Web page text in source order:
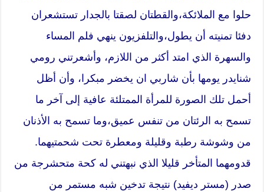
حلوا مع الملائكة،والقطتان لصقتا بالجدار تستشعران
دفئا تمنيته أن يطول،والتلفزيون ينهي فلم المساء
والسهرة الذي امتد أكثر من اللازم، وأشعرتني رومي
شنايدر يومها بأن شاربي ان يخضر مبكرا، وأن أظل
أحمل تلك الصورة للمرأة الممتلئة عافية إلى آخر ما
تسمح به الرئتان من تنفس عميق،وما تسمح به الأذنان
من وشوشة رطبة وقليلة ومعطرة تحت شحمتيهما.
قدومهما المتأخر قليلا الذي نبهتني له كحة متحشرجة من
صدر (مستر ديفيد) نتيجة تدخين شبه مستمر من